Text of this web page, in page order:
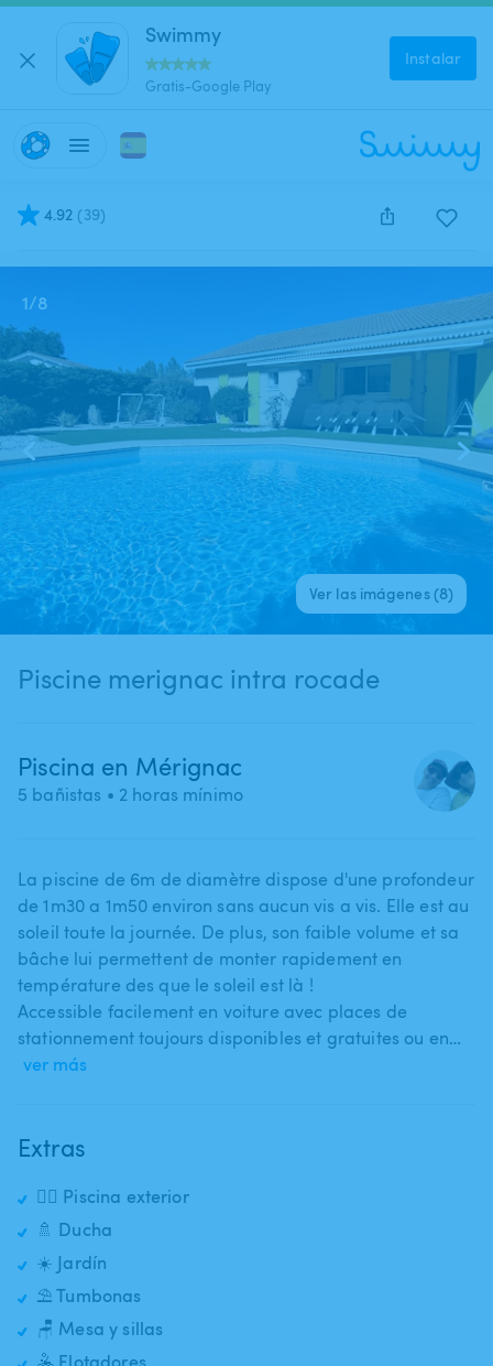
Swimmy
Gratis-Google Play
Instalar
4.92 (39)
1/8
Ver las imágenes (8)
Piscine merignac intra rocade
Piscina en Mérignac
5 bañistas • 2 horas mínimo
La piscine de 6m de diamètre dispose d'une profondeur
de 1m30 a 1m50 environ sans aucun vis a vis. Elle est au
soleil toute la journée. De plus​,​ son faible volume et sa
bâche lui permettent de monter rapidement en
température des que le soleil est là !
Accessible facilement en voiture avec places de
stationnement toujours disponibles et gratuites ou en…
ver más
Extras
🏊‍♂️ Piscina exterior
🚿 Ducha
☀️ Jardín
⛱️ Tumbonas
🪑 Mesa y sillas